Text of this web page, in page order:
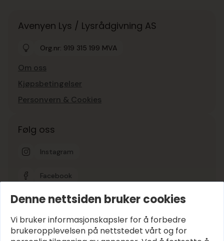
Avenyen Lys / Lysrådgivning AS
Org.nr: 919 315 199 MVA
Om oss
Kjøpsbetingelser
Personvern & Cookies
Følg oss
Instagram
Facebook
Google-vurdering
Denne nettsiden bruker cookies
Vi bruker informasjonskapsler for å forbedre
brukeropplevelsen på nettstedet vårt og for